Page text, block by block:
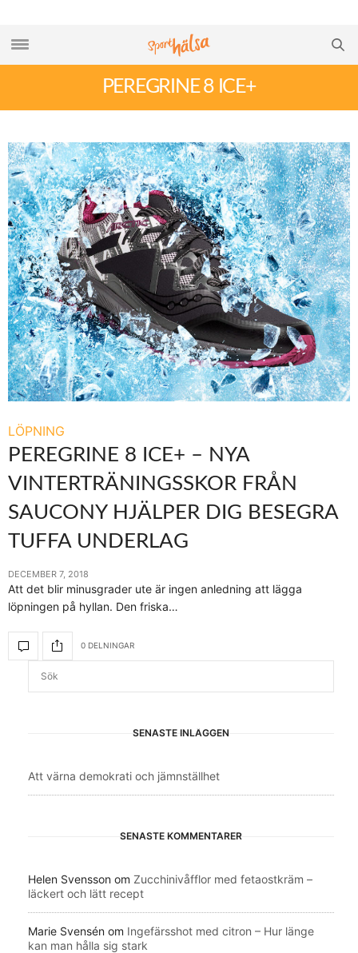
PEREGRINE 8 ICE+
LÖPNING
PEREGRINE 8 ICE+ – NYA
VINTERTRÄNINGSSKOR FRÅN
SAUCONY HJÄLPER DIG BESEGRA
TUFFA UNDERLAG
DECEMBER 7, 2018
Att det blir minusgrader ute är ingen anledning att lägga
löpningen på hyllan. Den friska…
0 DELNINGAR
SENASTE INLÄGGEN
Att värna demokrati och jämnställhet
SENASTE KOMMENTARER
Helen Svensson om Zucchinivåfflor med fetaostkräm –
läckert och lätt recept
Marie Svensén om Ingefärsshot med citron – Hur länge
kan man hålla sig stark